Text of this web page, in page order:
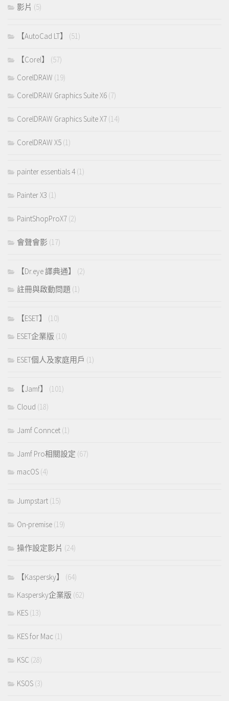
影片 (5)
【AutoCad LT】 (51)
【Corel】
(57)
CorelDRAW (19)
CorelDRAW Graphics Suite X6 (7)
CorelDRAW Graphics Suite X7 (14)
CorelDRAW X5 (1)
painter essentials 4(1)
Painter X3 (1)
PaintShopProX7 (2)
會聲會影 (17)
【Dr.eye 譯典通】
(2)
註冊與啟動問題 (1)
【ESET】
(10)
ESET企業版 (10)
ESET個人及家庭用戶 (1)
【Jamf】
(101)
Cloud (18)
Jamf Conncet (1)
Jamf Pro相關設定 (67)
macOS (4)
Jumpstart (15)
On-premise (19)
操作設定影片 (24)
【Kaspersky】
(64)
Kaspersky企業版 (62)
KES (13)
KES for Mac (1)
KSC (28)
KSOS (3)